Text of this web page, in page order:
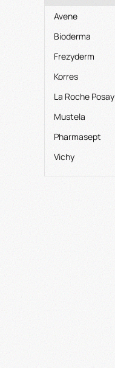
Avene
Bioderma
Frezyderm
Korres
La Roche Posay
Mustela
Pharmasept
Vichy